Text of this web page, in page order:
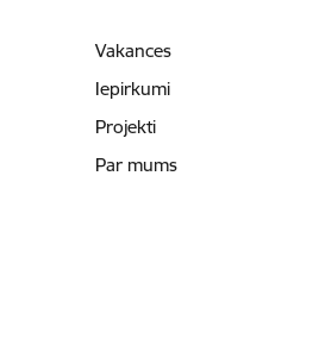
Vakances
Iepirkumi
Projekti
Par mums